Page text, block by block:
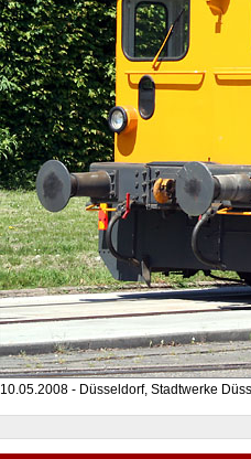
10.05.2008 - Düsseldorf, Stadtwerke